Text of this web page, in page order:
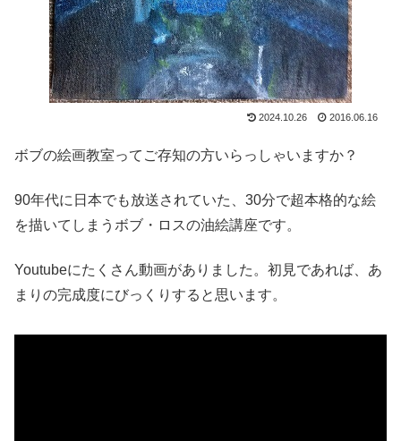
2024.10.26 2016.06.16
ボブの絵画教室ってご存知の方いらっしゃいますか？
90年代に日本でも放送されていた、30分で超本格的な絵
を描いてしまうボブ・ロスの油絵講座です。
Youtubeにたくさん動画がありました。初見であれば、あ
まりの完成度にびっくりすると思います。